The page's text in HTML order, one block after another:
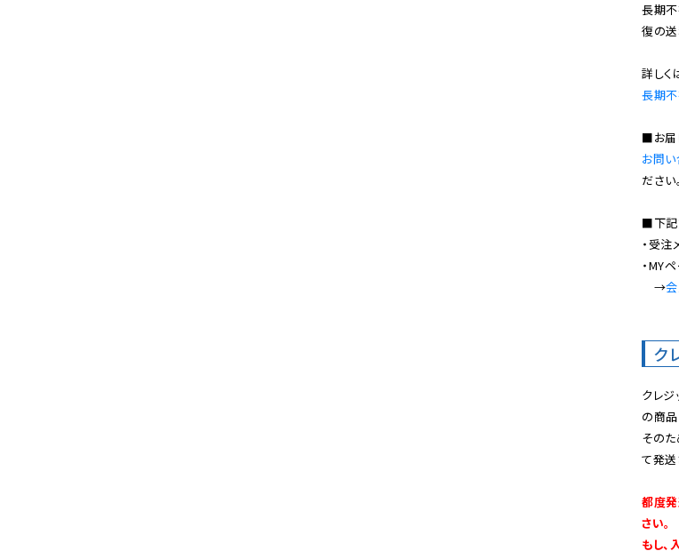
長期
復の送
長期
お問い
ださい。
■下記
・受
・MY
→
ク
クレジ
の商品
その
て発送
都度
さい。
もし、